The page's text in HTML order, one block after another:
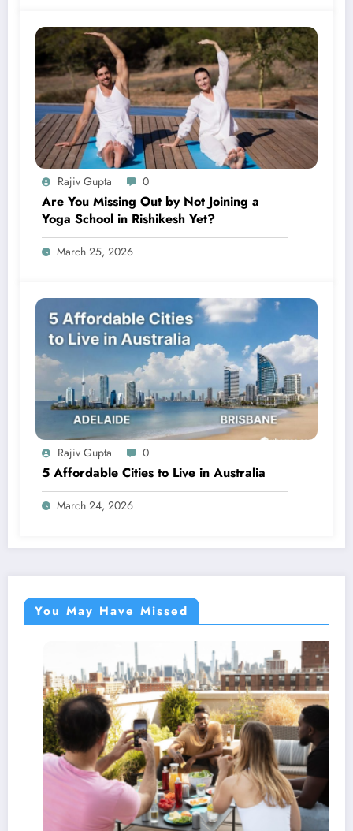
Rajiv Gupta 0
Are You Missing Out by Not Joining a
Yoga School in Rishikesh Yet?
March 25, 2026
Rajiv Gupta 0
5 Affordable Cities to Live in Australia
March 24, 2026
You May Have Missed